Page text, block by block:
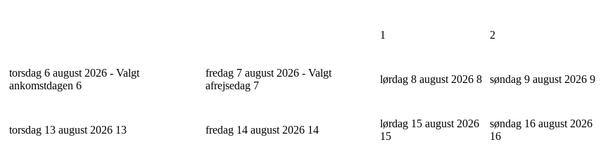
1 2
torsdag 6 august 2026 - Valgt
ankomstdagen 6
fredag 7 august 2026 - Valgt
afrejsedag 7
lørdag 8 august 2026 8 søndag 9 august 2026 9
torsdag 13 august 2026 13 fredag 14 august 2026 14
lørdag 15 august 2026
15
søndag 16 august 2026
16